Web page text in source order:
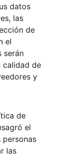
datos
las
de
el
serán
calidad de
y
de
el
personas
las